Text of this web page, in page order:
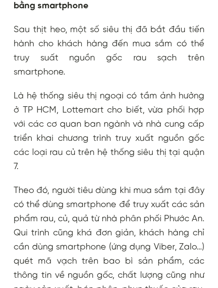
bằng smartphone
Sau thịt heo, một số siêu thị đã bắt đầu tiến
hành cho khách hàng đến mua sắm có thể
truy suất nguồn gốc rau sạch trên
smartphone.
Là hệ thống siêu thị ngoại có tầm ảnh hưởng
ở TP HCM, Lottemart cho biết, vừa phối hợp
với các cơ quan ban ngành và nhà cung cấp
triển khai chương trình truy xuất nguồn gốc
các loại rau củ trên hệ thống siêu thị tại quận
7.
Theo đó, người tiêu dùng khi mua sắm tại đây
có thể dùng smartphone để truy xuất các sản
phẩm rau, củ, quả từ nhà phân phối Phước An.
Qui trình cũng khá đơn giản, khách hàng chỉ
cần dùng smartphone (ứng dụng Viber, Zalo…)
quét mã vạch trên bao bì sản phẩm, các
thông tin về nguồn gốc, chất lượng cũng như